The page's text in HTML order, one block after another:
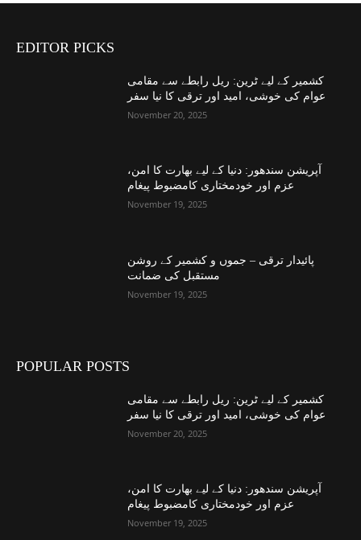
EDITOR PICKS
کشمیر کے لیے ٹرین: ریل رابطے سے مقامی
عوام کی خوشی، امید اور ترقی کا نیا سفر
November 20, 2025
آپریشن سندھور: دنیا کے لیے بھارت کا امن،
عزم اور خودمختاری کامضبوط پیغام
November 19, 2025
پائیدار ترقی – جموں و کشمیر کے روشن
مستقبل کی ضمانت
November 19, 2025
POPULAR POSTS
کشمیر کے لیے ٹرین: ریل رابطے سے مقامی
عوام کی خوشی، امید اور ترقی کا نیا سفر
November 20, 2025
آپریشن سندھور: دنیا کے لیے بھارت کا امن،
عزم اور خودمختاری کامضبوط پیغام
November 19, 2025